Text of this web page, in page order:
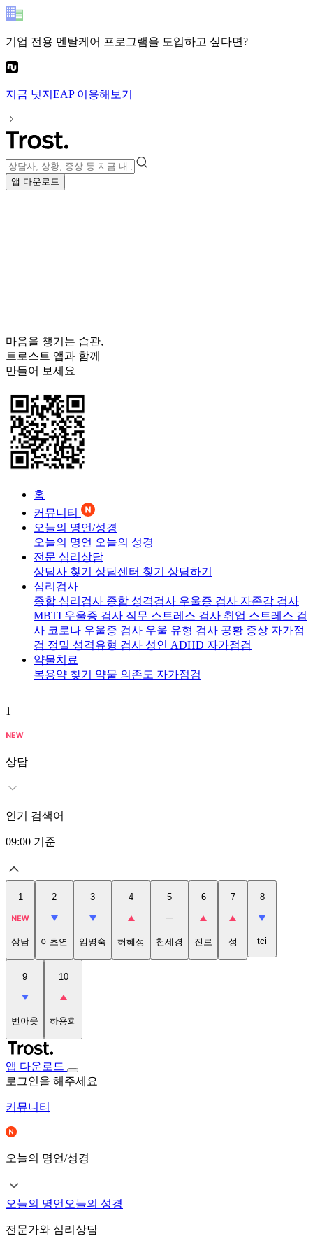
기업 전용 멘탈케어 프로그램을 도입하고 싶다면?
지금 넛지EAP이용해보기
앱 다운로드
마음을 챙기는 습관,
트로스트 앱과 함께
만들어 보세요
홈
커뮤니티
오늘의 명언/성경
오늘의 명언 오늘의 성경
전문 심리상담
상담사 찾기 상담센터 찾기 상담하기
심리검사
종합 심리검사 종합 성격검사 우울증 검사 자존감 검사
MBTI 우울증 검사 직무 스트레스 검사 취업 스트레스 검
사 코로나 우울증 검사 우울 유형 검사 공황 증상 자가점
검 정밀 성격유형 검사 성인 ADHD 자가점검
약물치료
복용약 찾기 약물 의존도 자가점검
1
상담
인기 검색어
09:00 기준
1
상담
2
이초연
3
임명숙
4
허혜정
5
천세경
6
진로
7
성
8
tci
9
번아웃
10
하용희
앱 다운로드
로그인을 해주세요
커뮤니티
오늘의 명언/성경
오늘의 명언 오늘의 성경
전문가와 심리상담